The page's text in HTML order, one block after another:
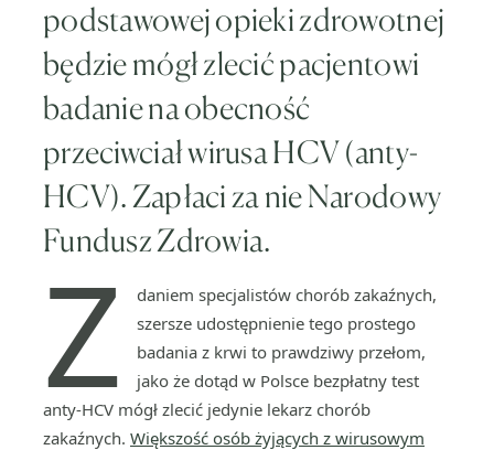
podstawowej opieki zdrowotnej
będzie mógł zlecić pacjentowi
badanie na obecność
przeciwciał wirusa HCV (anty-
HCV). Zapłaci za nie Narodowy
Fundusz Zdrowia.
Z
daniem specjalistów chorób zakaźnych,
szersze udostępnienie tego prostego
badania z krwi to prawdziwy przełom,
jako że dotąd w Polsce bezpłatny test
anty-HCV mógł zlecić jedynie lekarz chorób
zakaźnych. Większość osób żyjących z wirusowym